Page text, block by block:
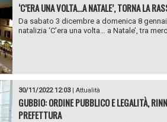
‘C’ERA UNA VOLTA…A NATALE’, TORNA LA
Da sabato 3 dicembre a domenica 8
natalizia ‘C’era una volta… a Natale’, tra
30/11/2022 12:03| Attualità
GUBBIO: ORDINE PUBBLICO E LEGALITÀ,
PREFETTURA